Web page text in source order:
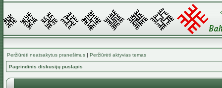
Peržiūrėti neatsakytus pranešimus | Peržiūrėti aktyvias temas
Pagrindinis diskusijų puslapis